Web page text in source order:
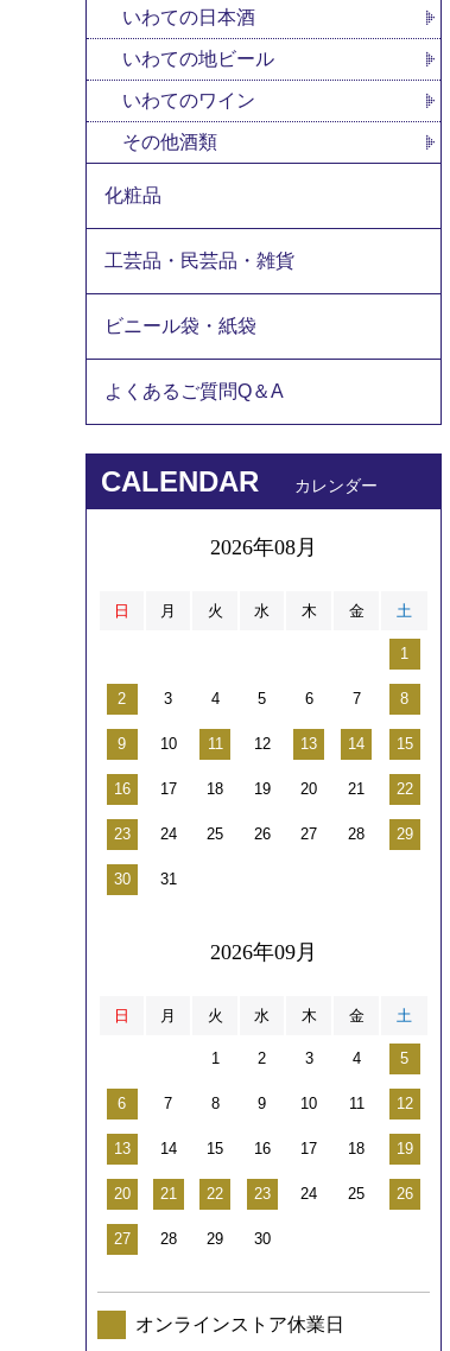
いわての日本酒
いわての地ビール
いわてのワイン
その他酒類
化粧品
工芸品・民芸品・雑貨
ビニール袋・紙袋
よくあるご質問Q＆A
CALENDAR カレンダー
2026年08月
日 月 火 水 木 金 土
1
2 3 4 5 6 7 8
9 10 11 12 13 14 15
16 17 18 19 20 21 22
23 24 25 26 27 28 29
30 31
2026年09月
日 月 火 水 木 金 土
1 2 3 4 5
6 7 8 9 10 11 12
13 14 15 16 17 18 19
20 21 22 23 24 25 26
27 28 29 30
オンラインストア休業日